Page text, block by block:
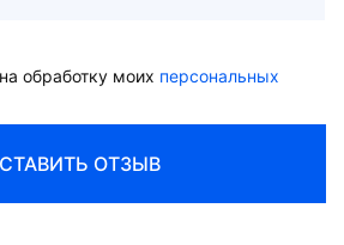
обработку моих персональных
ОТЗЫВ